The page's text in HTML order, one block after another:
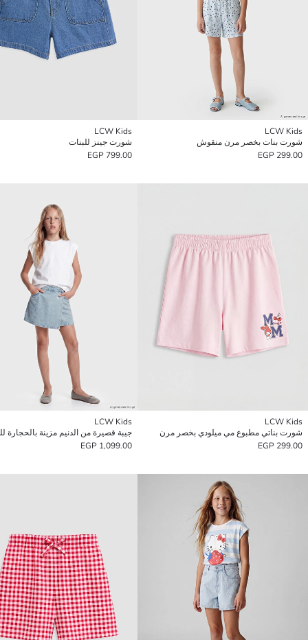
LCW Kids
شورت بنات بخصر مرن منقوش
299.00 EGP
LCW Kids
شورت جينز للبنات
799.00 EGP
LCW Kids
شورت بناتي مطبوع مي ميلودي بخصر مرن
299.00 EGP
LCW Kids
جيبة قصيرة من الدنيم مزينة بالحجارة
1,099.00 EGP